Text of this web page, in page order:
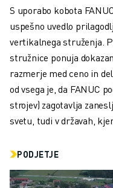
ODTIS
S uporabo kobota
uspešno uvedlo
vertikalnega struženja.
stružnice ponuja
razmerje med ceno in
od vsega je, da FANUC
strojev) zagotavlja
svetu, tudi v državah,
PODJETJE